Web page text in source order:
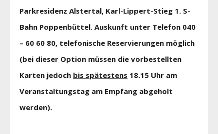
Parkresidenz Alstertal, Karl-Lippert-Stieg 1. S-
Bahn Poppenbüttel. Auskunft unter Telefon 040
– 60 60 80, telefonische Reservierungen möglich
(bei dieser Option müssen die vorbestellten
Karten jedoch bis spätestens 18.15 Uhr am
Veranstaltungstag am Empfang abgeholt
werden).